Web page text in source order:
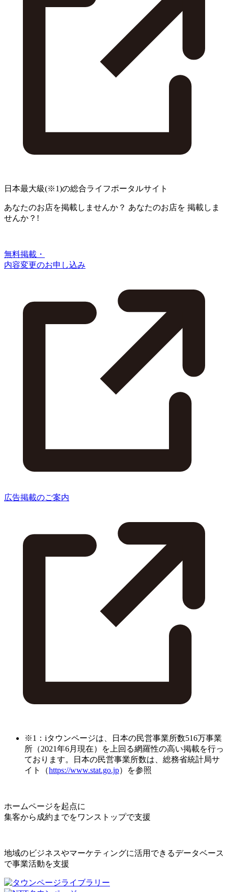
日本最大級(※1)の総合ライフポータルサイト
あなたのお店を掲載しませんか？ あなたのお店を 掲載しま
せんか？!
無料掲載・
内容変更のお申し込み
広告掲載のご案内
※1：iタウンページは、日本の民営事業所数516万事業
所（2021年6月現在）を上回る網羅性の高い掲載を行っ
ております。日本の民営事業所数は、総務省統計局サ
イト（https://www.stat.go.jp）を参照
ホームページを起点に
集客から成約までをワンストップで支援
地域のビジネスやマーケティングに活用できるデータベース
で事業活動を支援